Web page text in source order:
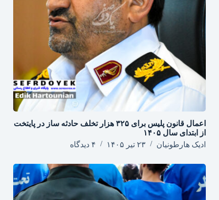
اعمال قانون پلیس برای ۳۲۵ هزار تخلف حادثه ساز در پایتخت
از ابتدای سال ۱۴۰۵
ادیک هارطونیان
۲۳ تیر ۱۴۰۵ ۴ دیدگاه